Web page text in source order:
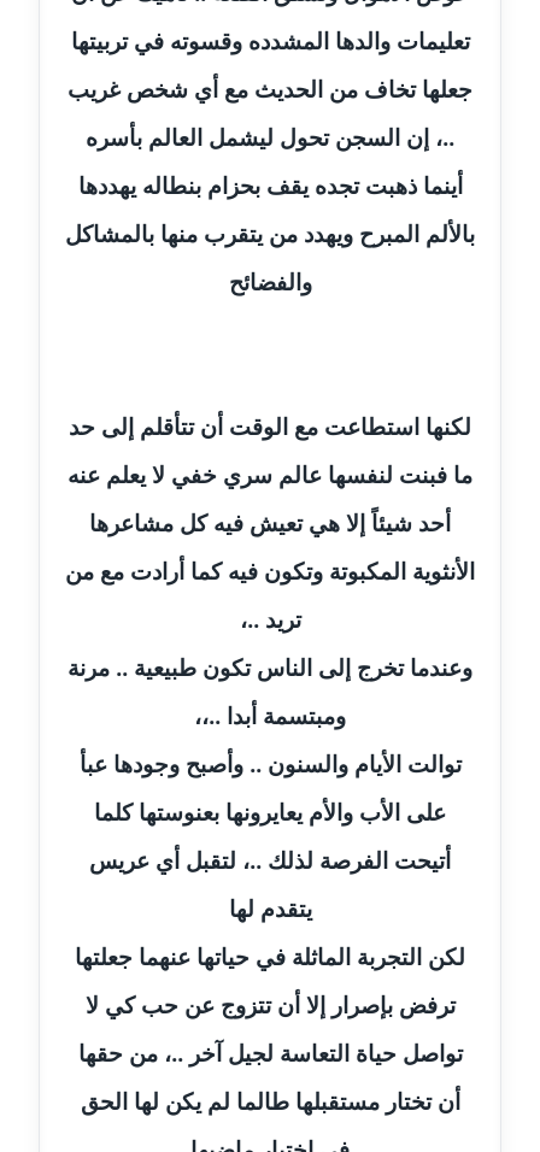
مدونة زينات مطاوع
مدونة زينب ابو الفضل
عاملة
مدونة سارة القصبي
عاملة
مدونة سارة سعيد
عاملة
مدونة سالي علاء الدين
مدونة سامح رشاد
مدونة سامح طلعت
عاملة
مدونة سحر أبو العلا
عاملة
مدونة سحر حسب الله
تعليمات والدها المشدده وقسوته في تربيتها
جعلها تخاف من الحديث مع أي شخص غريب
..، إن السجن تحول ليشمل العالم بأسره
أينما ذهبت تجده يقف بحزام بنطاله يهددها
بالألم المبرح ويهدد من يتقرب منها بالمشاكل
والفضائح
لكنها استطاعت مع الوقت أن تتأقلم إلى حد
ما فبنت لنفسها عالم سري خفي لا يعلم عنه
أحد شيئاً إلا هي تعيش فيه كل مشاعرها
الأنثوية المكبوتة وتكون فيه كما أرادت مع من
تريد ..،
وعندما تخرج إلى الناس تكون طبيعية .. مرنة
ومبتسمة أبدا ..،،
توالت الأيام والسنون .. وأصبح وجودها عبأ
على الأب والأم يعايرونها بعنوستها كلما
أتيحت الفرصة لذلك ..، لتقبل أي عريس
يتقدم لها
لكن التجربة الماثلة في حياتها عنهما جعلتها
ترفض بإصرار إلا أن تتزوج عن حب كي لا
تواصل حياة التعاسة لجيل آخر ..، من حقها
أن تختار مستقبلها طالما لم يكن لها الحق